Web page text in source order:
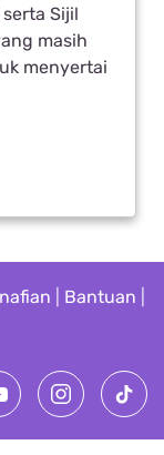
serta Sijil
masih
menyertai
Bantuan